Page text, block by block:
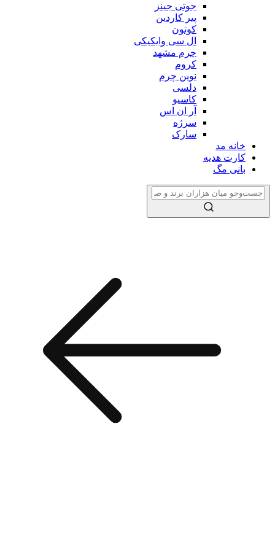
جوتی جینز
پیر کاردین
کوتون
ال سی وایکیکی
چرم مشهد
کروم
نوین چرم
دلسی
کاسیو
آر ان اس
سرژه
سارک
خانه مد
کارت هدیه
بانی مگ